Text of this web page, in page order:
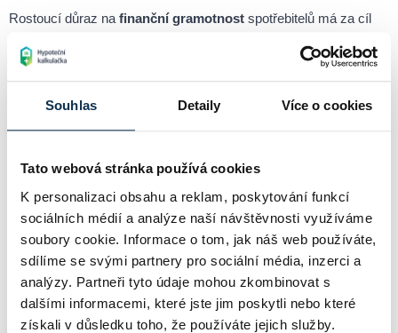
Souhlas Detaily Více o cookies
Tato webová stránka používá cookies
K personalizaci obsahu a reklam, poskytování funkcí
sociálních médií a analýze naší návštěvnosti využíváme
soubory cookie. Informace o tom, jak náš web používáte,
sdílíme se svými partnery pro sociální média, inzerci a
analýzy. Partneři tyto údaje mohou zkombinovat s
dalšími informacemi, které jste jim poskytli nebo které
získali v důsledku toho, že používáte jejich služby.
Rostoucí důraz na finanční gramotnost spotřebitelů má za cíl
osobních financí. Spotřebitel, který rozumí svým právům i
rizikům, se dokáže lépe orientovat na trhu a chránit vlastní zájmy.
Chci si spočítat hypotéku online
Související pojmy
Úvěr
Úvěr patří mezi základní finanční nástroje, které využívají
domácnosti i firmy k financování svých potřeb.